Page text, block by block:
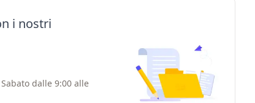
i nostri
dalle 9:00 alle